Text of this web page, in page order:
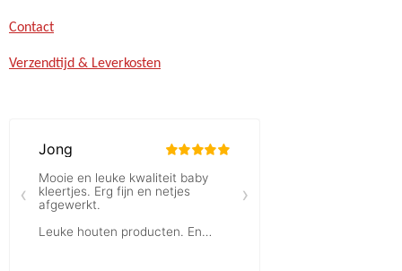
Contact
Verzendtijd & Leverkosten